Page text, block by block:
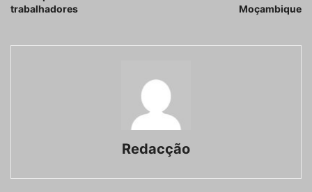
trabalhadores
Moçambique
Redacção